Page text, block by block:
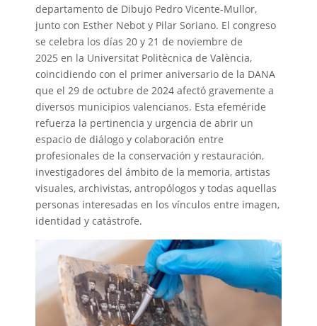
departamento de Dibujo Pedro Vicente-Mullor,
junto con Esther Nebot y Pilar Soriano. El congreso
se celebra los días 20 y 21 de noviembre de
2025 en la Universitat Politècnica de València,
coincidiendo con el primer aniversario de la DANA
que el 29 de octubre de 2024 afectó gravemente a
diversos municipios valencianos. Esta efeméride
refuerza la pertinencia y urgencia de abrir un
espacio de diálogo y colaboración entre
profesionales de la conservación y restauración,
investigadores del ámbito de la memoria, artistas
visuales, archivistas, antropólogos y todas aquellas
personas interesadas en los vínculos entre imagen,
identidad y catástrofe.